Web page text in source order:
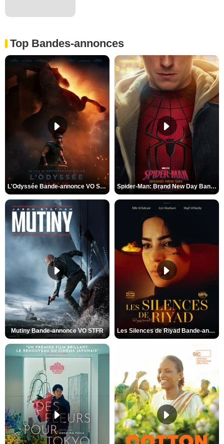
Top Bandes-annonces
L'Odyssée Bande-annonce VO STFR Spider-Man: Brand New Day Bande-annonce VO STFR
Mutiny Bande-annonce VO STFR Les Silences de Riyad Bande-annonce VO STFR